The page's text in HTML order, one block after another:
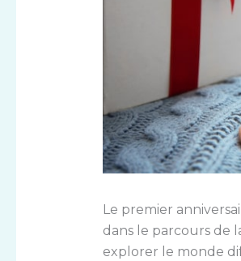
Le premier
dans le parcours de
explorer le monde